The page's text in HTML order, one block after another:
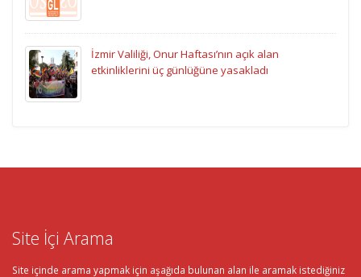
İzmir Valiliği, Onur Haftası’nın açık alan
etkinliklerini üç günlüğüne yasakladı
Site İçi Arama
Site içinde arama yapmak için aşağıda bulunan alan ile aramak istediğiniz